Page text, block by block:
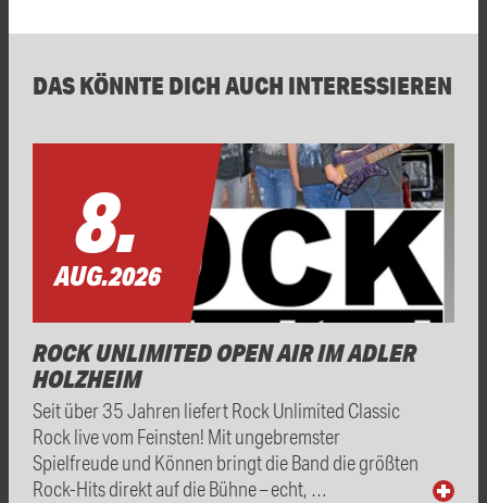
DAS KÖNNTE DICH AUCH INTERESSIEREN
8.
AUG.2026
ROCK UNLIMITED OPEN AIR IM ADLER
HOLZHEIM
Seit über 35 Jahren liefert Rock Unlimited Classic
Rock live vom Feinsten! Mit ungebremster
Spielfreude und Können bringt die Band die größten
Rock-Hits direkt auf die Bühne – echt, …